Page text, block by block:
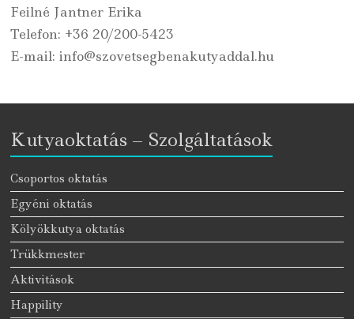
Feilné Jantner Erika
Telefon: +36 20/200-5423
E-mail: info@szovetsegbenakutyaddal.hu
Kutyaoktatás – Szolgáltatások
Csoportos oktatás
Egyéni oktatás
Kölyökkutya oktatás
Trükkmester
Aktivitások
Happility